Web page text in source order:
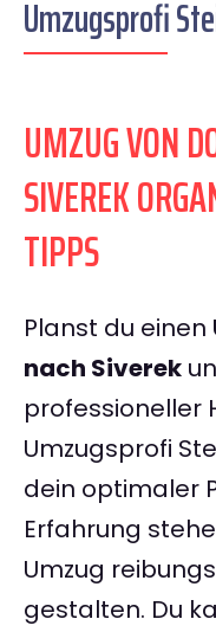
Umzugsprofi
UMZUG VON
SIVEREK
TIPPS
Planst du einen
nach Siverek
professioneller
Umzugsprofi
dein optimaler
Erfahrung
Umzug
gestalten. Du